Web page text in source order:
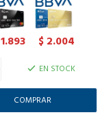
1.893 $ 2.004
EN STOCK